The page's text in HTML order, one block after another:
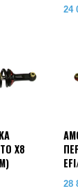
24
X8
28